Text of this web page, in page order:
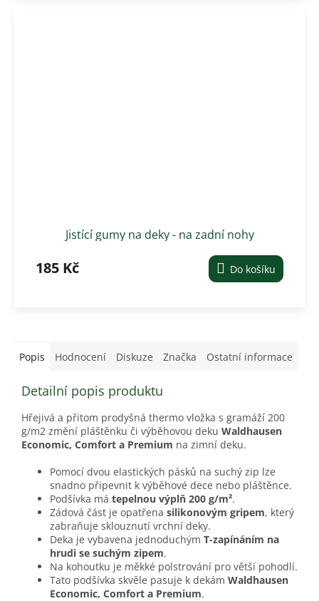
Jistící gumy na deky - na zadní nohy
185 Kč Do košíku
Popis Hodnocení Diskuze Značka Ostatní informace
Detailní popis produktu
Hřejivá a přitom prodyšná thermo vložka s gramáží 200
g/m2 změní pláštěnku či výběhovou deku Waldhausen
Economic, Comfort a Premium na zimní deku.
Pomocí dvou elastických pásků na suchý zip lze
snadno připevnit k výběhové dece nebo pláštěnce.
Podšívka má tepelnou výplň 200 g/m².
Zádová část je opatřena silikonovým gripem, který
zabraňuje sklouznutí vrchní deky.
Deka je vybavena jednoduchým T-zapínáním na
hrudi se suchým zipem.
Na kohoutku je měkké polstrování pro větší pohodlí.
Tato podšívka skvěle pasuje k dekám Waldhausen
Economic, Comfort a Premium.